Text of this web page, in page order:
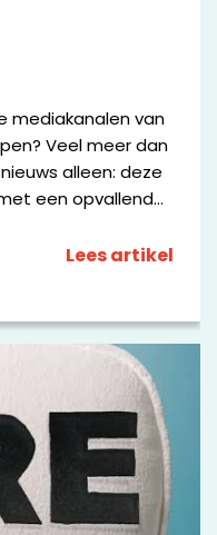
mediakanalen van
Veel meer dan
alleen: deze
een opvallende
zijn en
Lees artikel